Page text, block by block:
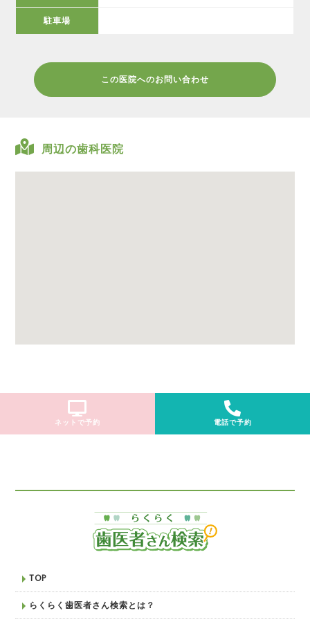
駐車場
この医院へのお問い合わせ
周辺の歯科医院
ネットで予約 電話で予約
TOP
らくらく歯医者さん検索とは？